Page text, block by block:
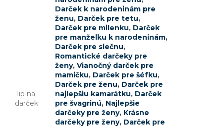
Tip na
darček:
Darček k narodeninám pre
ženu, Darček pre tetu,
Darček pre milenku, Darček
pre manželku k narodeninám,
Darček pre slečnu,
Romantické darčeky pre
ženy, Vianočný darček pre
mamičku, Darček pre šéfku,
Darček pre ženu, Darček pre
najlepšiu kamarátku, Darček
pre švagrinú, Najlepšie
darčeky pre ženy, Krásne
darčeky pre ženy, Darček pre